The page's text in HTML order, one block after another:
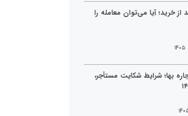
خرید؛ آیا می‌توان معامله را
بها؛ شرایط شکایت مستأجر،